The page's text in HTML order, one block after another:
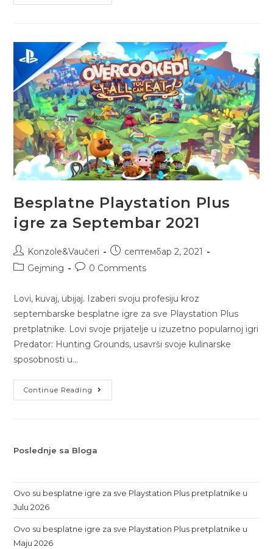
Besplatne Playstation Plus
igre za Septembar 2021
Konzole&Vaučeri
септембар 2, 2021
Gejming
0 Comments
Lovi, kuvaj, ubijaj. Izaberi svoju profesiju kroz
septembarske besplatne igre za sve Playstation Plus
pretplatnike. Lovi svoje prijatelje u izuzetno popularnoj igri
Predator: Hunting Grounds, usavrši svoje kulinarske
sposobnosti u…
Continue Reading
Poslednje sa Bloga
Ovo su besplatne igre za sve Playstation Plus pretplatnike u
Julu 2026
Ovo su besplatne igre za sve Playstation Plus pretplatnike u
Maju 2026